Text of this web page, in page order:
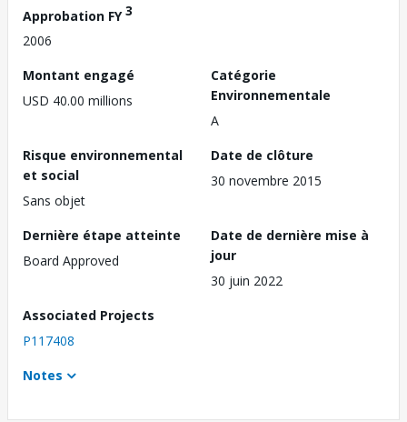
Approbation FY3
2006
Montant engagé
USD 40.00 millions
Catégorie
Environnementale
A
Risque environnemental
et social
Sans objet
Date de clôture
30 novembre 2015
Dernière étape atteinte
Board Approved
Date de dernière mise à
jour
30 juin 2022
Associated Projects
P117408
Notes